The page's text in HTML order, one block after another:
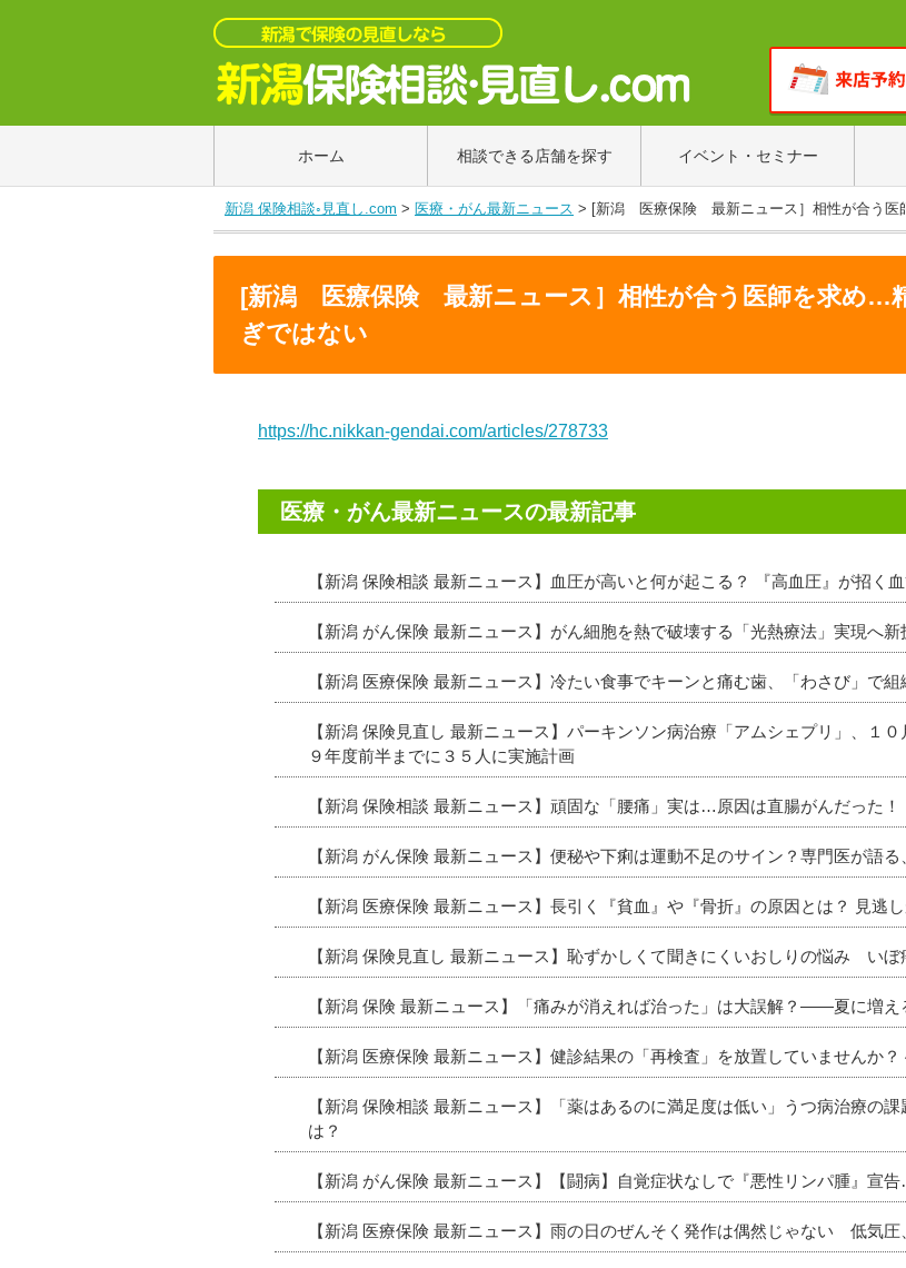
ホーム 相談できる店舗を探す イベント・セミナー
新潟 保険相談◦見直し.com > 医療・がん最新ニュース > [新潟 医療保険 最新ニュース］相性が合う医
[新潟 医療保険 最新ニュース］相性が合う医師を求め…
ぎではない
https://hc.nikkan-gendai.com/articles/278733
医療・がん最新ニュースの最新記事
【新潟 保険相談 最新ニュース】血圧が高いと何が起こる？ 『高血圧』が招く
【新潟 がん保険 最新ニュース】がん細胞を熱で破壊する「光熱療法」実現へ新
【新潟 医療保険 最新ニュース】冷たい食事でキーンと痛む歯、「わさび」で
【新潟 保険見直し 最新ニュース】パーキンソン病治療「アムシェプリ」、１
９年度前半までに３５人に実施計画
【新潟 保険相談 最新ニュース】頑固な「腰痛」実は…原因は直腸がんだった
【新潟 がん保険 最新ニュース】便秘や下痢は運動不足のサイン？専門医が語
【新潟 医療保険 最新ニュース】長引く『貧血』や『骨折』の原因とは？ 見逃
【新潟 保険見直し 最新ニュース】恥ずかしくて聞きにくいおしりの悩み い
【新潟 保険 最新ニュース】「痛みが消えれば治った」は大誤解？――夏に増
【新潟 医療保険 最新ニュース】健診結果の「再検査」を放置していませんか
【新潟 保険相談 最新ニュース】「薬はあるのに満足度は低い」うつ病治療の
は？
【新潟 がん保険 最新ニュース】【闘病】自覚症状なしで『悪性リンパ腫』宣
【新潟 医療保険 最新ニュース】雨の日のぜんそく発作は偶然じゃない 低気